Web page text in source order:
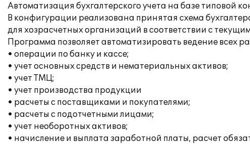
Автоматизация бухгалтерского учета на базе типовой
В конфигурации реализована принятая схема
для хозрасчетных организаций в соответствии с
Программа позволяет автоматизировать ведение всех
• операции по банку и кассе;
• учет основных средств и нематериальных активов;
• учет ТМЦ;
• учет производства продукции
• расчеты с поставщиками и покупателями;
• расчеты с подотчетными лицами;
• учет необоротных активов;
• начисление и выплата заработной платы, расчет